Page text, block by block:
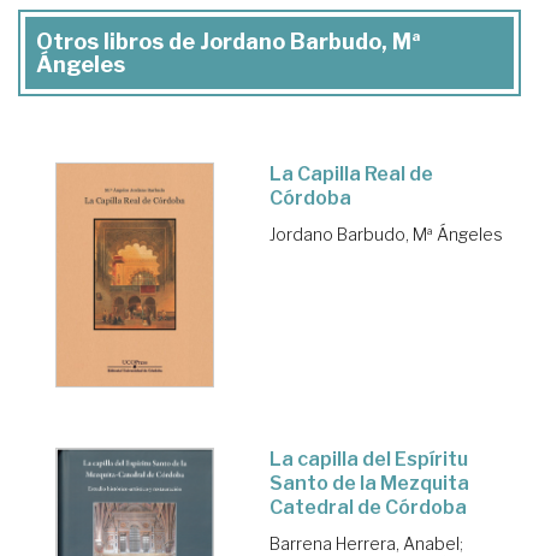
Otros libros de Jordano Barbudo, Mª
Ángeles
La Capilla Real de
Córdoba
Jordano Barbudo, Mª Ángeles
La capilla del Espíritu
Santo de la Mezquita
Catedral de Córdoba
Barrena Herrera, Anabel;